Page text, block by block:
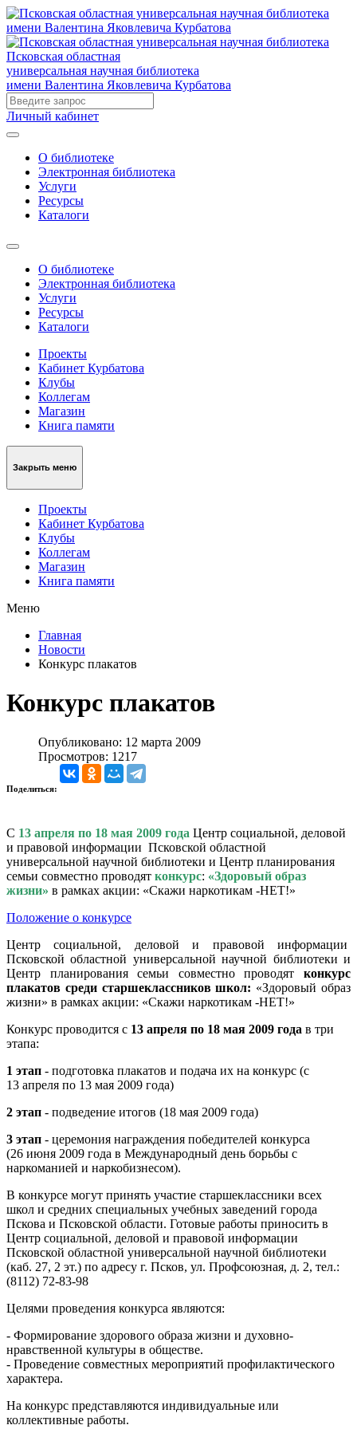
Псковская областная
универсальная научная библиотека
имени Валентина Яковлевича Курбатова
Личный кабинет
О библиотеке
Электронная библиотека
Услуги
Ресурсы
Каталоги
О библиотеке
Электронная библиотека
Услуги
Ресурсы
Каталоги
Проекты
Кабинет Курбатова
Клубы
Коллегам
Магазин
Книга памяти
Закрыть меню
Проекты
Кабинет Курбатова
Клубы
Коллегам
Магазин
Книга памяти
Меню
Главная
Новости
Конкурс плакатов
Конкурс плакатов
Опубликовано: 12 марта 2009
Просмотров: 1217
Поделиться:
С 13 апреля по 18 мая 2009 года Центр социальной, деловой
и правовой информации Псковской областной
универсальной научной библиотеки и Центр планирования
семьи совместно проводят конкурс: «Здоровый образ
жизни» в рамках акции: «Скажи наркотикам -НЕТ!»
Положение о конкурсе
Центр социальной, деловой и правовой информации
Псковской областной универсальной научной библиотеки и
Центр планирования семьи совместно проводят конкурс
плакатов среди старшеклассников школ: «Здоровый образ
жизни» в рамках акции: «Скажи наркотикам -НЕТ!»
Конкурс проводится с 13 апреля по 18 мая 2009 года в три
этапа:
1 этап - подготовка плакатов и подача их на конкурс (с
13 апреля по 13 мая 2009 года)
2 этап - подведение итогов (18 мая 2009 года)
3 этап - церемония награждения победителей конкурса
(26 июня 2009 года в Международный день борьбы с
наркоманией и наркобизнесом).
В конкурсе могут принять участие старшеклассники всех
школ и средних специальных учебных заведений города
Пскова и Псковской области. Готовые работы приносить в
Центр социальной, деловой и правовой информации
Псковской областной универсальной научной библиотеки
(каб. 27, 2 эт.) по адресу г. Псков, ул. Профсоюзная, д. 2, тел.:
(8112) 72-83-98
Целями проведения конкурса являются:
- Формирование здорового образа жизни и духовно-
нравственной культуры в обществе.
- Проведение совместных мероприятий профилактического
характера.
На конкурс представляются индивидуальные или
коллективные работы.